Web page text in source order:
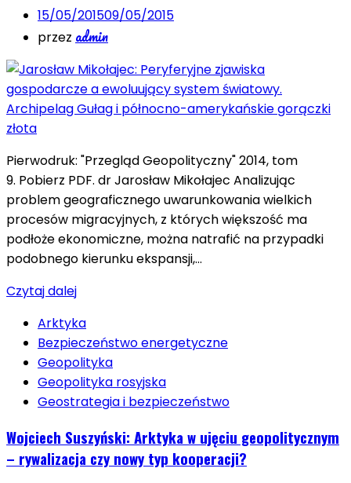
15/05/201509/05/2015
przez admin
Pierwodruk: "Przegląd Geopolityczny" 2014, tom
9. Pobierz PDF. dr Jarosław Mikołajec Analizując
problem geograficznego uwarunkowania wielkich
procesów migracyjnych, z których większość ma
podłoże ekonomiczne, można natrafić na przypadki
podobnego kierunku ekspansji,…
Czytaj dalej
Arktyka
Bezpieczeństwo energetyczne
Geopolityka
Geopolityka rosyjska
Geostrategia i bezpieczeństwo
Wojciech Suszyński: Arktyka w ujęciu geopolitycznym
– rywalizacja czy nowy typ kooperacji?